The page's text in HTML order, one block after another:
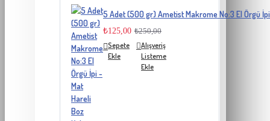
5 Adet (500 gr) Ametist Makrome No:3 El Örgü
₺125,00 ₺250,00
Sepete
Ekle
Alışveriş
Listeme
Ekle